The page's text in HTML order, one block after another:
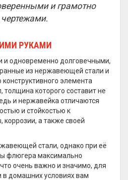
и грамотно
РУКАМИ
одновременно долговечными,
из нержавеющей стали и
элемента
толщина которого составит не
и нержавейка отличаются
и стойкостью к
а также своей
стали, однако при её
флюгера максимально
очень важно и значимо, для
в домашних условиях вам